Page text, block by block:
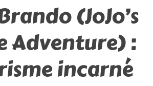
(JoJo’s
Adventure) :
incarné